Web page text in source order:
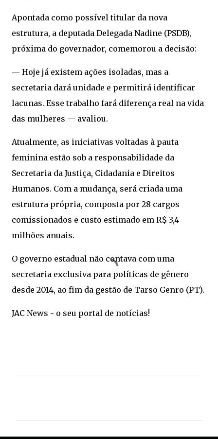
Apontada como possível titular da nova
estrutura, a deputada Delegada Nadine (PSDB),
próxima do governador, comemorou a decisão:
— Hoje já existem ações isoladas, mas a
secretaria dará unidade e permitirá identificar
lacunas. Esse trabalho fará diferença real na vida
das mulheres — avaliou.
Atualmente, as iniciativas voltadas à pauta
feminina estão sob a responsabilidade da
Secretaria da Justiça, Cidadania e Direitos
Humanos. Com a mudança, será criada uma
estrutura própria, composta por 28 cargos
comissionados e custo estimado em R$ 3,4
milhões anuais.
O governo estadual não contava com uma
secretaria exclusiva para políticas de gênero
desde 2014, ao fim da gestão de Tarso Genro (PT).
JAC News - o seu portal de notícias!